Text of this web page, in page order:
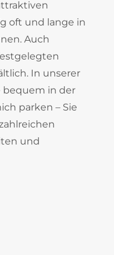
oft und lange in
Auch
In unserer
bequem in der
parken – Sie
und